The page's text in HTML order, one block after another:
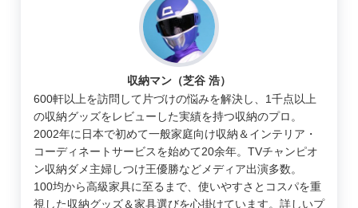
収納マン（芝谷 浩）
600軒以上を訪問して片づけの悩みを解決し、1千点以上
の収納グッズをレビューした実績を持つ収納のプロ。
2002年に日本で初めて一般家庭向け収納＆インテリア・
コーディネートサービスを始めて20余年。TVチャンピオ
ン収納ダメ主婦しつけ王優勝などメディア出演多数。
100均から高級家具に至るまで、使いやすさとコスパを重
視した収納グッズ＆家具選びを心掛けています。詳しいプ